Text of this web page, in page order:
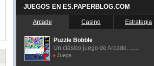
JUEGOS EN ES.PAPERBLOG.COM
Arcade Casino Estrategia
Puzzle Bobble
Un clásico juego de Arcade. ......
Juega